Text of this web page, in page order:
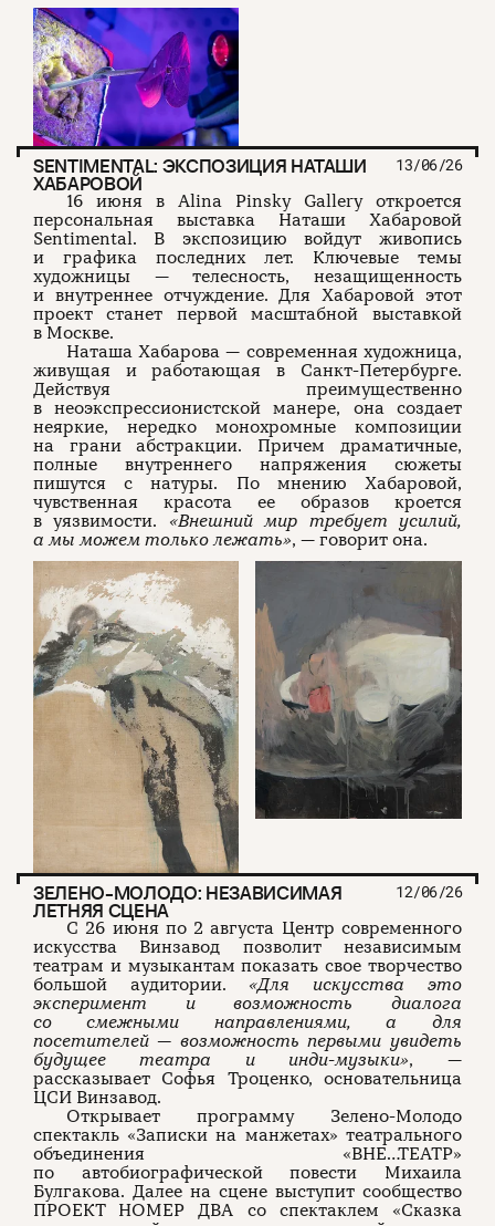
SENTIMENTAL: ЭКСПОЗИЦИЯ НАТАШИ
ХАБАРОВОЙ
13/06/26
16 июня в Alina Pinsky Gallery откроется
персональная выставка Наташи Хабаровой
Sentimental. В экспозицию войдут живопись
и графика последних лет. Ключевые темы
художницы — телесность, незащищенность
и внутреннее отчуждение. Для Хабаровой этот
проект станет первой масштабной выставкой
в Москве.
Наташа Хабарова — современная художница,
живущая и работающая в Санкт-Петербурге.
Действуя преимущественно
в неоэкспрессионистской манере, она создает
неяркие, нередко монохромные композиции
на грани абстракции. Причем драматичные,
полные внутреннего напряжения сюжеты
пишутся с натуры. По мнению Хабаровой,
чувственная красота ее образов кроется
в уязвимости. «Внешний мир требует усилий,
а мы можем только лежать», — говорит она.
ЗЕЛЕНО-МОЛОДО: НЕЗАВИСИМАЯ
ЛЕТНЯЯ СЦЕНА
12/06/26
С 26 июня по 2 августа Центр современного
искусства Винзавод позволит независимым
театрам и музыкантам показать свое творчество
большой аудитории. «Для искусства это
эксперимент и возможность диалога
со смежными направлениями, а для
посетителей — возможность первыми увидеть
будущее театра и инди-музыки», —
рассказывает Софья Троценко, основательница
ЦСИ Винзавод.
Открывает программу Зелено-Молодо
спектакль «Записки на манжетах» театрального
объединения «ВНЕ…ТЕАТР»
по автобиографической повести Михаила
Булгакова. Далее на сцене выступит сообщество
ПРОЕКТ НОМЕР ДВА со спектаклем «Сказка
Подписаться на журнал
ЧТИВО ДОМ
YouTube
Telegram
VK
Рекламодателям
Пользовательское соглашение
Политика конфиденциальности
16+
(c) ЧТИВО 2026. Все права защищены
Разработка:Astroshock